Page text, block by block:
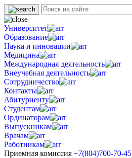
Университет
Образование
Наука и инновации
Медицина
Международная деятельность
Внеучебная деятельность
Сотрудничество
Контакты
Абитуриенту
Студентам
Ординаторам
Выпускникам
Врачам
Работникам
Приемная комиссия +7(804)700-70-45